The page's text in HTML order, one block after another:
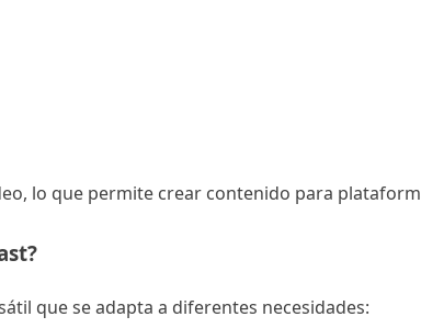
lo que permite crear contenido para
que se adapta a diferentes necesidades: